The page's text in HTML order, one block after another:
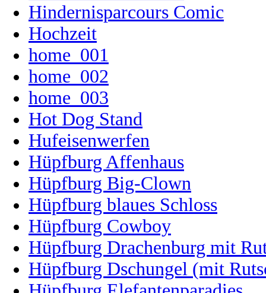
Hindernisparcours Comic
Hochzeit
home_001
home_002
home_003
Hot Dog Stand
Hufeisenwerfen
Hüpfburg Affenhaus
Hüpfburg Big-Clown
Hüpfburg blaues Schloss
Hüpfburg Cowboy
Hüpfburg Drachenburg mit
Hüpfburg Dschungel (mit